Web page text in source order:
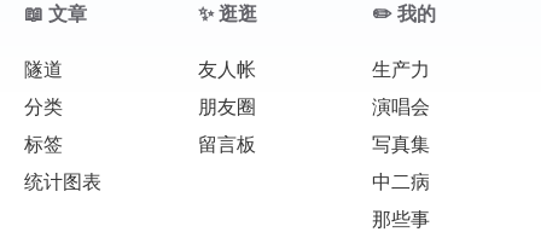
📖 文章
隧道
分类
标签
统计图表
✨ 逛逛
友人帐
朋友圈
留言板
✏️ 我的
生产力
演唱会
写真集
中二病
那些事